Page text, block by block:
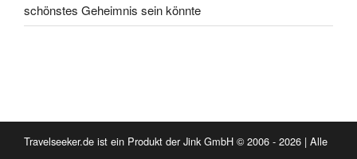
schönstes Geheimnis sein könnte
Travelseeker.de ist ein Produkt der Jink GmbH © 2006 - 2026 | Alle